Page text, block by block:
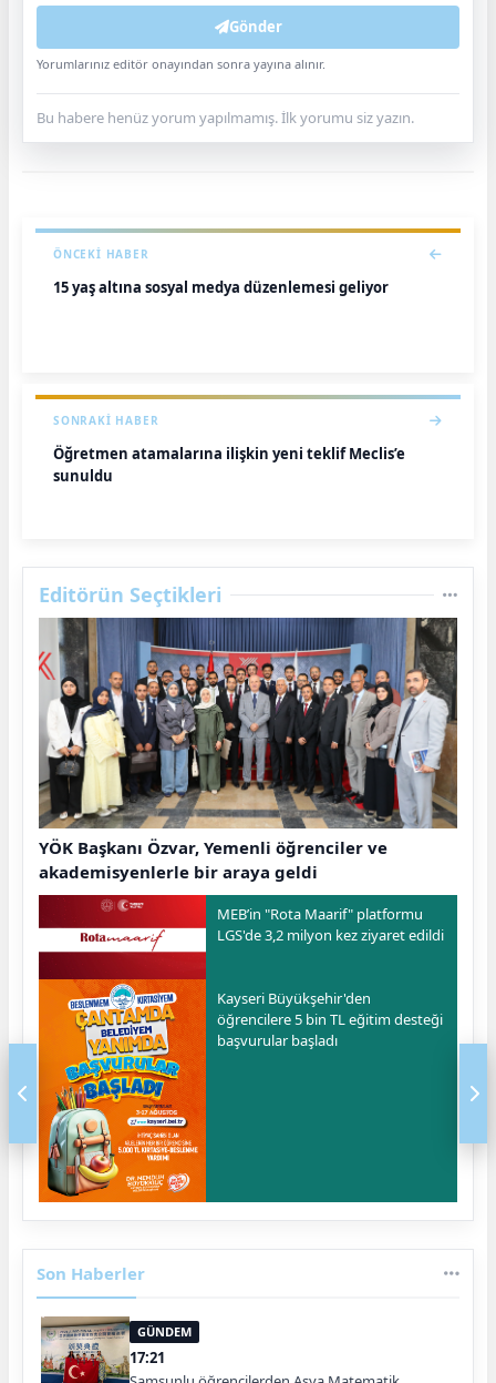
Gönder
Yorumlarınız editör onayından sonra yayına alınır.
Bu habere henüz yorum yapılmamış. İlk yorumu siz yazın.
ÖNCEKI HABER
15 yaş altına sosyal medya düzenlemesi geliyor
SONRAKI HABER
Öğretmen atamalarına ilişkin yeni teklif Meclis’e
sunuldu
Editörün Seçtikleri
YÖK Başkanı Özvar, Yemenli öğrenciler ve
akademisyenlerle bir araya geldi
MEB’in "Rota Maarif" platformu
LGS'de 3,2 milyon kez ziyaret edildi
Kayseri Büyükşehir'den
öğrencilere 5 bin TL eğitim desteği
başvurular başladı
Son Haberler
GÜNDEM
17:21